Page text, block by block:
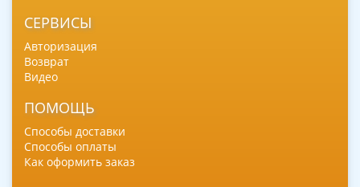
СЕРВИСЫ
Авторизация
Возврат
Видео
ПОМОЩЬ
Способы доставки
Способы оплаты
Как оформить заказ